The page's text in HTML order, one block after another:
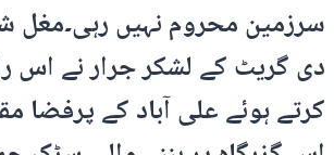
سرزمین محروم نہیں رہی۔مغل
دی گریٹ کے لشکر جرار نے اس
کرتے ہوئے علی آباد کے پرفضا